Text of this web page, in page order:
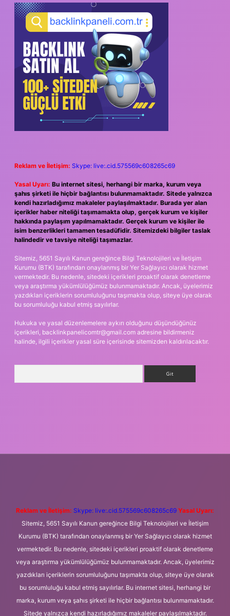
Reklam ve İletişim: Skype: live:.cid.575569c608265c69
Yasal Uyarı: Bu internet sitesi, herhangi bir marka, kurum veya
şahıs şirketi ile hiçbir bağlantısı bulunmamaktadır. Sitede yalnızca
kendi hazırladığımız makaleler paylaşılmaktadır. Burada yer alan
içerikler haber niteliği taşımamakta olup, gerçek kurum ve kişiler
hakkında paylaşım yapılmamaktadır. Gerçek kurum ve kişiler ile
isim benzerlikleri tamamen tesadüfidir. Sitemizdeki bilgiler taslak
halindedir ve tavsiye niteliği taşımazlar.
Sitemiz, 5651 Sayılı Kanun gereğince Bilgi Teknolojileri ve İletişim
Kurumu (BTK) tarafından onaylanmış bir Yer Sağlayıcı olarak hizmet
vermektedir. Bu nedenle, sitedeki içerikleri proaktif olarak denetleme
veya araştırma yükümlülüğümüz bulunmamaktadır. Ancak, üyelerimiz
yazdıkları içeriklerin sorumluluğunu taşımakta olup, siteye üye olarak
bu sorumluluğu kabul etmiş sayılırlar.
Hukuka ve yasal düzenlemelere aykırı olduğunu düşündüğünüz
içerikleri, backlinkpanelicomtr@gmail.com adresine bildirmeniz
halinde, ilgili içerikler yasal süre içerisinde sitemizden kaldırılacaktır.
Reklam ve İletişim: Skype: live:.cid.575569c608265c69 Yasal Uyarı:
Sitemiz, 5651 Sayılı Kanun gereğince Bilgi Teknolojileri ve İletişim
Kurumu (BTK) tarafından onaylanmış bir Yer Sağlayıcı olarak hizmet
vermektedir. Bu nedenle, sitedeki içerikleri proaktif olarak denetleme
veya araştırma yükümlülüğümüz bulunmamaktadır. Ancak, üyelerimiz
yazdıkları içeriklerin sorumluluğunu taşımakta olup, siteye üye olarak
bu sorumluluğu kabul etmiş sayılırlar. Bu internet sitesi, herhangi bir
marka, kurum veya şahıs şirketi ile hiçbir bağlantısı bulunmamaktadır.
Sitede yalnızca kendi hazırladığımız makaleler paylaşılmaktadır.